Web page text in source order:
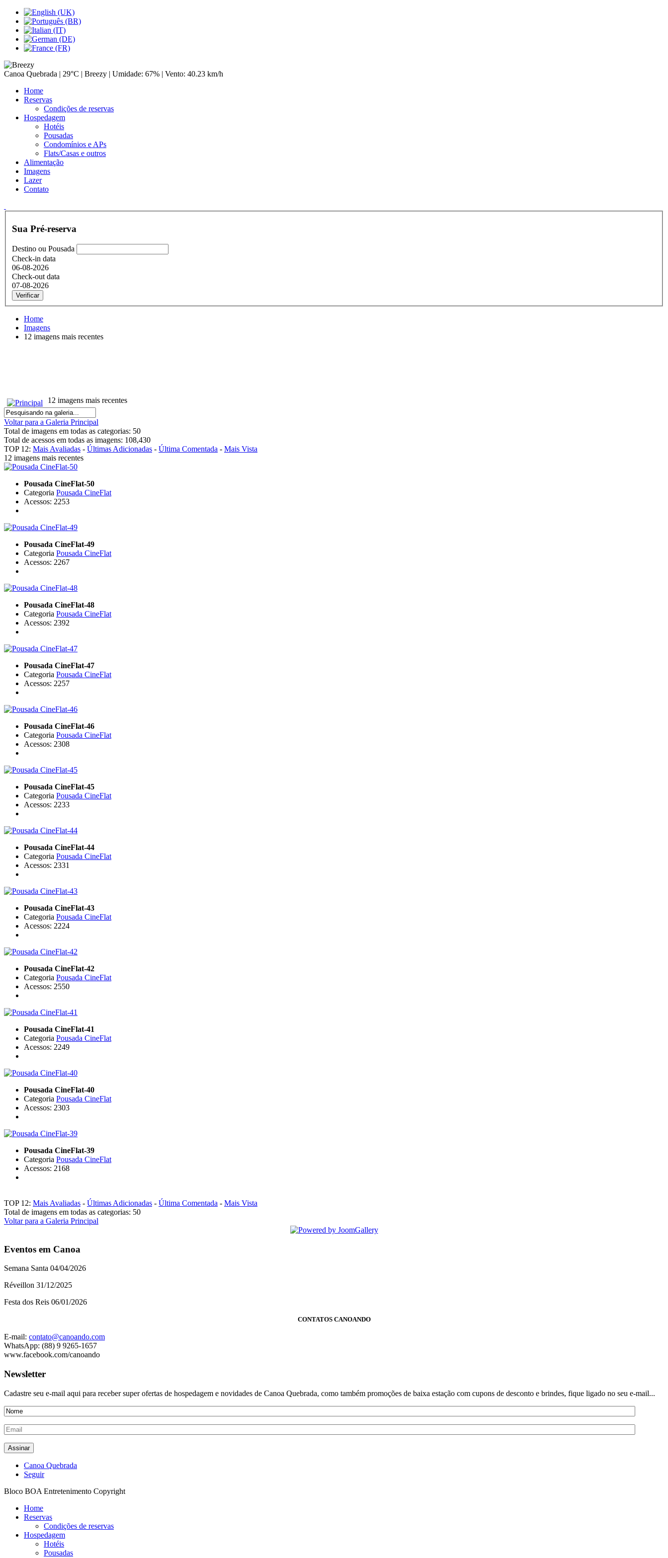
Canoa Quebrada | 29°C | Breezy | Umidade: 67% | Vento: 40.23 km/h
Home
Reservas
Condições de reservas
Hospedagem
Hotéis
Pousadas
Condomínios e APs
Flats/Casas e outros
Alimentação
Imagens
Lazer
Contato
Sua Pré-reserva
Destino ou Pousada
Check-in data
06-08-2026
Check-out data
07-08-2026
Verificar
Home
Imagens
12 imagens mais recentes
12 imagens mais recentes
Voltar para a Galeria Principal
Total de imagens em todas as categorias: 50
Total de acessos em todas as imagens: 108,430
TOP 12: Mais Avaliadas - Últimas Adicionadas - Última Comentada - Mais Vista
12 imagens mais recentes
Pousada CineFlat-50
Categoria Pousada CineFlat
Acessos: 2253
Pousada CineFlat-49
Categoria Pousada CineFlat
Acessos: 2267
Pousada CineFlat-48
Categoria Pousada CineFlat
Acessos: 2392
Pousada CineFlat-47
Categoria Pousada CineFlat
Acessos: 2257
Pousada CineFlat-46
Categoria Pousada CineFlat
Acessos: 2308
Pousada CineFlat-45
Categoria Pousada CineFlat
Acessos: 2233
Pousada CineFlat-44
Categoria Pousada CineFlat
Acessos: 2331
Pousada CineFlat-43
Categoria Pousada CineFlat
Acessos: 2224
Pousada CineFlat-42
Categoria Pousada CineFlat
Acessos: 2550
Pousada CineFlat-41
Categoria Pousada CineFlat
Acessos: 2249
Pousada CineFlat-40
Categoria Pousada CineFlat
Acessos: 2303
Pousada CineFlat-39
Categoria Pousada CineFlat
Acessos: 2168
TOP 12: Mais Avaliadas - Últimas Adicionadas - Última Comentada - Mais Vista
Total de imagens em todas as categorias: 50
Voltar para a Galeria Principal
Eventos em Canoa
Semana Santa 04/04/2026
Réveillon 31/12/2025
Festa dos Reis 06/01/2026
CONTATOS CANOANDO
E-mail: contato@canoando.com
WhatsApp: (88) 9 9265-1657
www.facebook.com/canoando
Newsletter
Cadastre seu e-mail aqui para receber super ofertas de hospedagem e novidades de Canoa Quebrada, como também promoções de baixa estação com cupons de desconto e brindes, fique ligado no seu e-mail...
Canoa Quebrada
Seguir
Bloco BOA Entretenimento Copyright
Home
Reservas
Condições de reservas
Hospedagem
Hotéis
Pousadas